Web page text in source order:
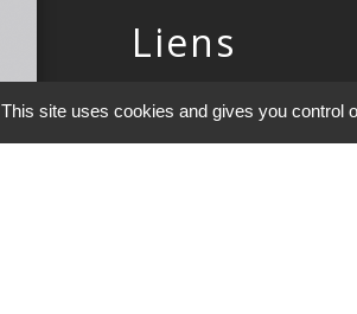
Liens
COMMUNAUTE DE
DE MAICHE
This site uses cookies and gives you control